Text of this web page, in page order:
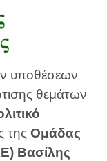
υποθέσεων
θεμάτων
της Ομάδας
Βασίλης